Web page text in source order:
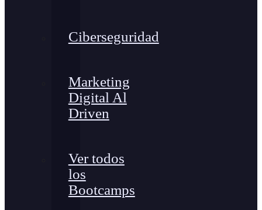
Ciberseguridad
Marketing
Digital Al
Driven
Ver todos
los
Bootcamps